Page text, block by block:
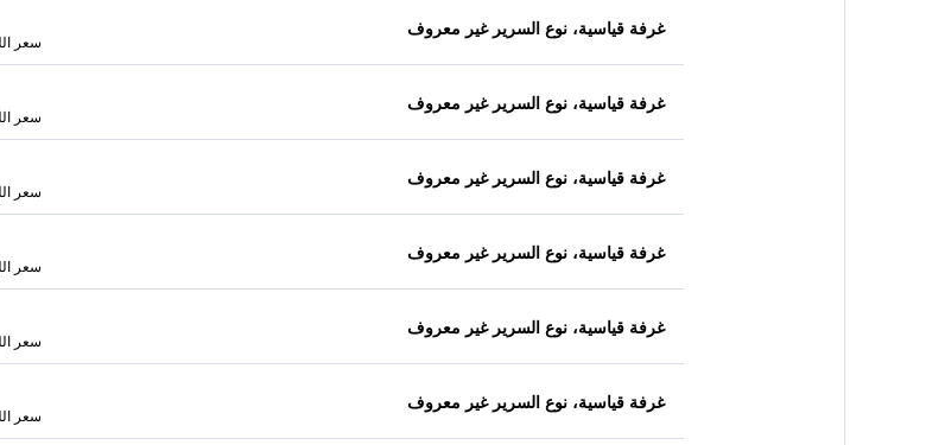
غرفة قياسية، نوع السرير غير معروف
سعر
غرفة قياسية، نوع السرير غير معروف
سعر
غرفة قياسية، نوع السرير غير معروف
سعر
غرفة قياسية، نوع السرير غير معروف
سعر
غرفة قياسية، نوع السرير غير معروف
سعر
غرفة قياسية، نوع السرير غير معروف
سعر